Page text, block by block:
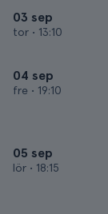
03 sep
tor • 13:10
04 sep
fre • 19:10
05 sep
lör • 18:15